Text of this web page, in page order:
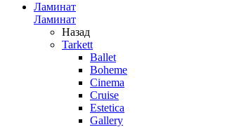
Ламинат
Ламинат
Назад
Tarkett
Ballet
Boheme
Cinema
Cruise
Estetica
Gallery